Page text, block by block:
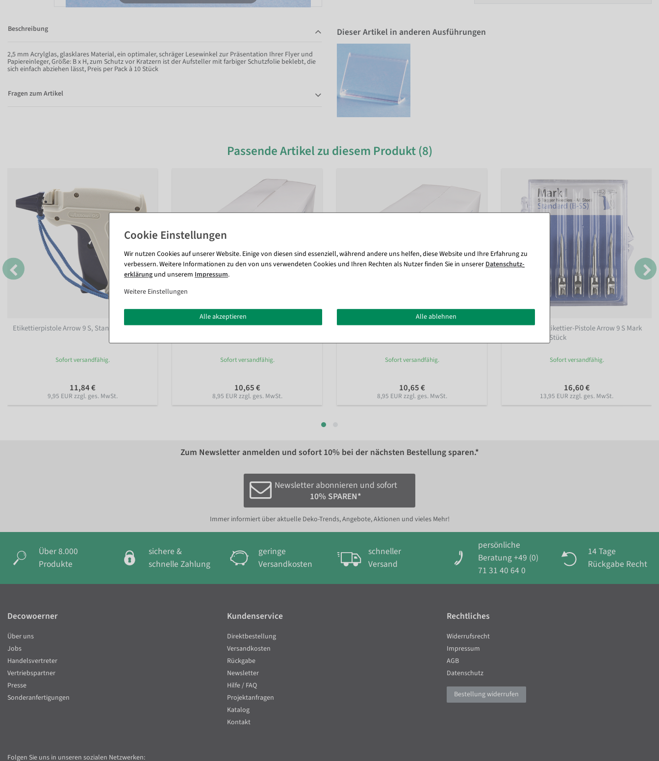
Beschreibung
2,5 mm Acrylglas, glasklares Material, ein optimaler, schräger Lesewinkel zur Präsentation Ihrer Flyer und
Papiereinleger, Größe: B x H, zum Schutz vor Kratzern ist der Aufsteller mit farbiger Schutzfolie beklebt, die
sich einfach abziehen lässt, Preis per Pack à 10 Stück
Fragen zum Artikel
Dieser Artikel in anderen Ausführungen
Passende Artikel zu diesem Produkt (8)
Etikettierpistole Arrow 9 S, Standard Nadel
Sofort versandfähig.
11,84 €
9,95 EUR zzgl. ges. MwSt.
Heftfäden Standard 40 mm, 5000 Stück
Sofort versandfähig.
10,65 €
8,95 EUR zzgl. ges. MwSt.
Heftfäden Standard 25 mm, 5000 Stück
Sofort versandfähig.
10,65 €
8,95 EUR zzgl. ges. MwSt.
Ersatznadel Etikettier-Pistole Arrow 9 S Mark
II Standard, 5 Stück
Sofort versandfähig.
16,60 €
13,95 EUR zzgl. ges. MwSt.
Zum Newsletter anmelden und sofort 10% bei der nächsten Bestellung sparen.*
Newsletter abonnieren und sofort
10% SPAREN*
Immer informiert über aktuelle Deko-Trends, Angebote, Aktionen und vieles Mehr!
Über 8.000
Produkte
sichere &
schnelle Zahlung
geringe
Versandkosten
schneller
Versand
persönliche
Beratung +49 (0)
71 31 40 64 0
14 Tage
Rückgabe Recht
Wir nutzen Cookies auf unserer Website. Einige von diesen sind essenziell, während andere uns helfen, diese Website und Ihre Erfahrung zu
verbessern. Weitere Informationen zu den von uns verwendeten Cookies und Ihren Rechten als Nutzer finden Sie in unsererDaten­schutz­
erklärung und unserem Impressum.
Weitere Einstellungen
Alle akzeptieren Alle ablehnen
Decowoerner
Über uns
Jobs
Handelsvertreter
Vertriebspartner
Presse
Sonderanfertigungen
Kundenservice
Direktbestellung
Versandkosten
Rückgabe
Newsletter
Hilfe / FAQ
Projektanfragen
Katalog
Kontakt
Rechtliches
Widerrufsrecht
Impressum
AGB
Datenschutz
Bestellung widerrufen
Folgen Sie uns in unseren sozialen Netzwerken: